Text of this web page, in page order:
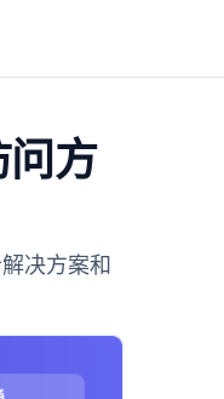
方
决方案和